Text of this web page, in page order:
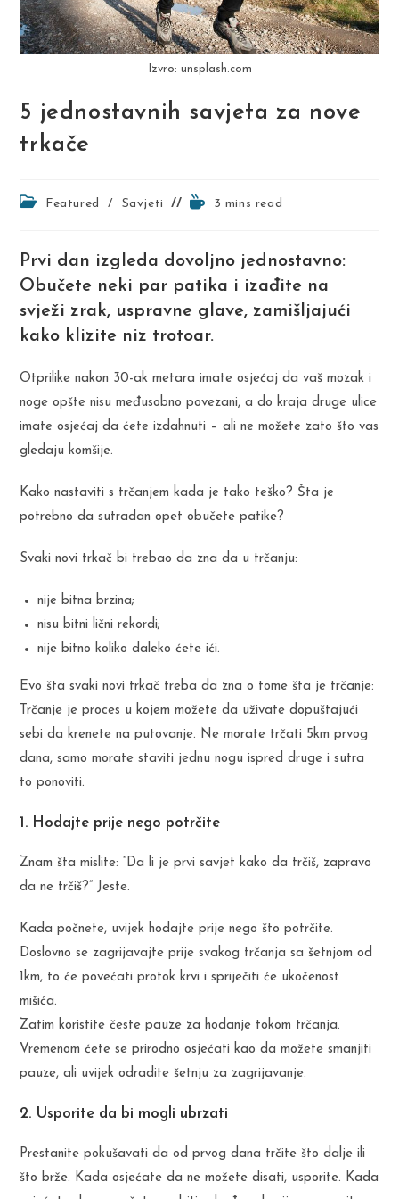
Izvro: unsplash.com
5 jednostavnih savjeta za nove
trkače
PostFeatured / Savjeti
Reading3 mins read
Prvi dan izgleda dovoljno jednostavno:
Obučete neki par patika i izađite na
svježi zrak, uspravne glave, zamišljajući
kako klizite niz trotoar.
Otprilike nakon 30-ak metara imate osjećaj da vaš mozak i
noge opšte nisu međusobno povezani, a do kraja druge ulice
imate osjećaj da ćete izdahnuti – ali ne možete zato što vas
gledaju komšije.
Kako nastaviti s trčanjem kada je tako teško? Šta je
potrebno da sutradan opet obučete patike?
Svaki novi trkač bi trebao da zna da u trčanju:
nije bitna brzina;
nisu bitni lični rekordi;
nije bitno koliko daleko ćete ići.
Evo šta svaki novi trkač treba da zna o tome šta je trčanje:
Trčanje je proces u kojem možete da uživate dopuštajući
sebi da krenete na putovanje. Ne morate trčati 5km prvog
dana, samo morate staviti jednu nogu ispred druge i sutra
to ponoviti.
1. Hodajte prije nego potrčite
Znam šta mislite: “Da li je prvi savjet kako da trčiš, zapravo
da ne trčiš?” Jeste.
Kada počnete, uvijek hodajte prije nego što potrčite.
Doslovno se zagrijavajte prije svakog trčanja sa šetnjom od
1km, to će povećati protok krvi i spriječiti će ukočenost
mišića.
Zatim koristite česte pauze za hodanje tokom trčanja.
Vremenom ćete se prirodno osjećati kao da možete smanjiti
pauze, ali uvijek odradite šetnju za zagrijavanje.
2. Usporite da bi mogli ubrzati
Prestanite pokušavati da od prvog dana trčite što dalje ili
što brže. Kada osjećate da ne možete disati, usporite. Kada